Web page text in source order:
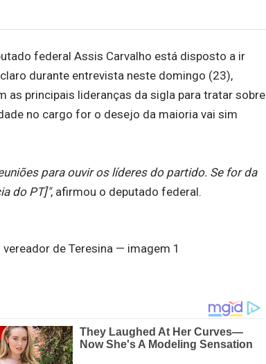
federal Assis Carvalho está disposto a ir
durante entrevista neste domingo (23),
as principais lideranças da sigla para tratar sobre
no cargo for o desejo da maioria vai sim
para ouvir os líderes do partido. Se for da
do PT]", afirmou o deputado federal.